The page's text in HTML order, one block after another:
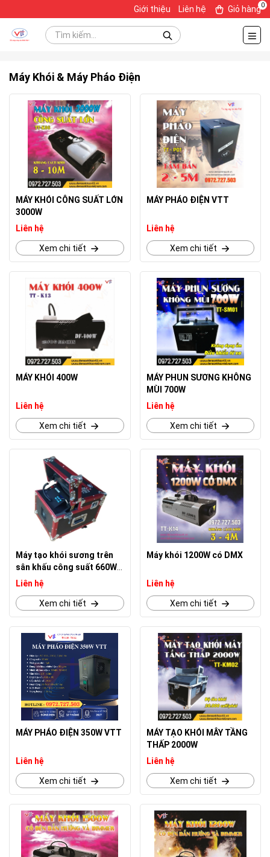
Giới thiệu Liên hệ Giỏ hàng0
Máy Khói & Máy Pháo Điện
MÁY KHÓI CÔNG SUẤT LỚN
3000W
Liên hệ
Xem chi tiết
MÁY PHÁO ĐIỆN VTT
Liên hệ
Xem chi tiết
MÁY KHÓI 400W
Liên hệ
Xem chi tiết
MÁY PHUN SƯƠNG KHÔNG
MÙI 700W
Liên hệ
Xem chi tiết
Máy tạo khói sương trên
sân khấu công suất 660W
VTT
Liên hệ
Xem chi tiết
Máy khói 1200W có DMX
Liên hệ
Xem chi tiết
MÁY PHÁO ĐIỆN 350W VTT
Liên hệ
Xem chi tiết
MÁY TẠO KHÓI MÂY TẦNG
THẤP 2000W
Liên hệ
Xem chi tiết